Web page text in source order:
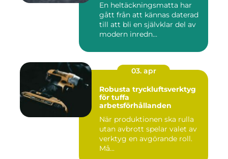
En heltäckningsmatta har
gått från att kännas daterad
till att bli en självklar del av
modern inredn...
03. apr
Robusta tryckluftsverktyg
för tuffa
arbetsförhållanden
När produktionen ska rulla
utan avbrott spelar valet av
verktyg en avgörande roll.
Må...